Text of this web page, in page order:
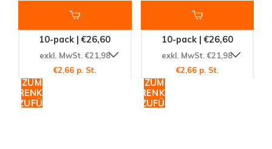
10-pack | €26,60
exkl. MwSt. €21,98
€2,66 p. St.
ZUM
WARENKORB
HINZUFÜGEN
10-pack | €26,60
exkl. MwSt. €21,98
€2,66 p. St.
ZUM
WARENKORB
HINZUFÜGEN